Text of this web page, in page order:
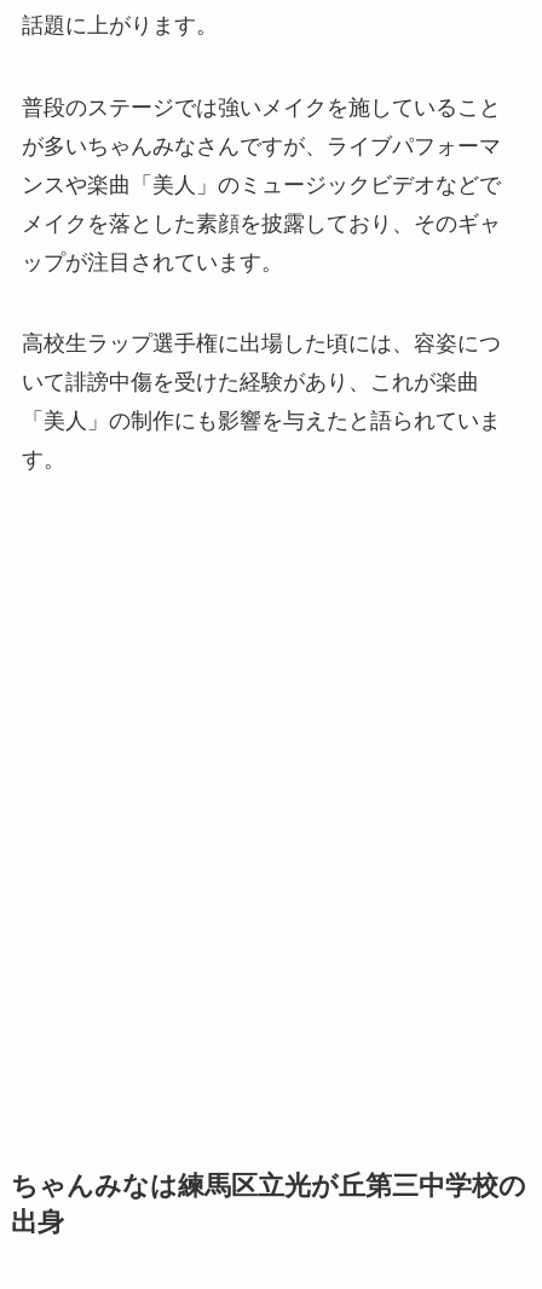
話題に上がります。
普段のステージでは強いメイクを施していること
が多いちゃんみなさんですが、ライブパフォーマ
ンスや楽曲「美人」のミュージックビデオなどで
メイクを落とした素顔を披露しており、そのギャ
ップが注目されています。
高校生ラップ選手権に出場した頃には、容姿につ
いて誹謗中傷を受けた経験があり、これが楽曲
「美人」の制作にも影響を与えたと語られていま
す。
ちゃんみなは練馬区立光が丘第三中学校の
出身